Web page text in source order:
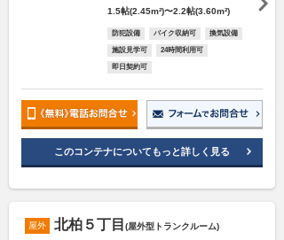
1.5帖(2.45m²)〜2.2帖(3.60m²)
防犯設備 バイク収納可 換気設備
施設見学可 24時間利用可
即日契約可
このコンテナについてもっと詳しく見る
屋外 北柏５丁目 (屋外型トランクルーム)